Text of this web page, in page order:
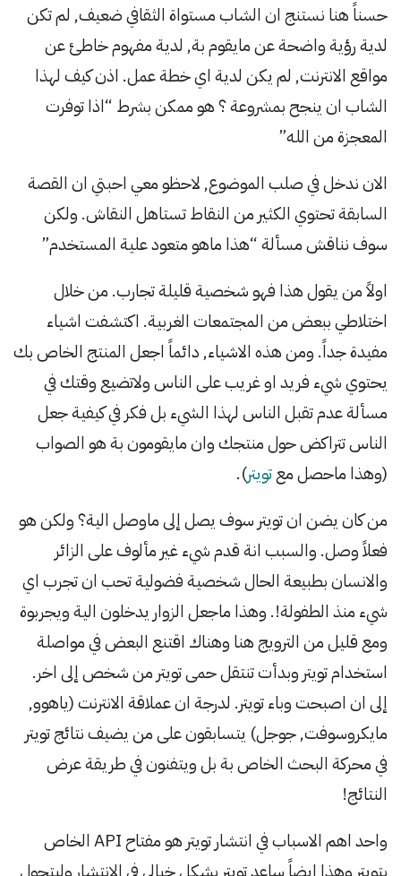
حسناً هنا نستنج ان الشاب مستواة الثقافي ضعيف, لم تكن
لدية رؤية واضحة عن مايقوم بة, لدية مفهوم خاطئ عن
مواقع الانترنت, لم يكن لدية اي خطة عمل. اذن كيف لهذا
الشاب ان ينجح بمشروعة ؟ هو ممكن بشرط “اذا توفرت
المعجزة من الله”
الان ندخل في صلب الموضوع, لاحظو معي احبتي ان القصة
السابقة تحتوي الكثير من النقاط تستاهل النقاش. ولكن
سوف نناقش مسألة “هذا ماهو متعود علية المستخدم”
اولاً من يقول هذا فهو شخصية قليلة تجارب. من خلال
اختلاطي ببعض من المجتمعات الغربية. اكتشفت اشياء
مفيدة جداً. ومن هذه الاشياء, دائماً اجعل المنتج الخاص بك
يحتوي شيء فريد او غريب على الناس ولاتضيع وقتك في
مسألة عدم تقبل الناس لهذا الشيء بل فكر في كيفية جعل
الناس تتراكض حول منتجك وان مايقومون بة هو الصواب
(وهذا ماحصل معتويتر).
من كان يضن ان تويتر سوف يصل إلى ماوصل الية؟ ولكن هو
فعلاً وصل. والسبب انة قدم شيء غير مألوف على الزائر
والانسان بطبيعة الحال شخصية فضولية تحب ان تجرب اي
شيء منذ الطفولة!. وهذا ماجعل الزوار يدخلون الية ويجربوة
ومع قليل من الترويج هنا وهناك اقتنع البعض في مواصلة
استخدام تويتر وبدأت تنتقل حمى تويتر من شخص إلى اخر.
إلى ان اصبحت وباء تويتر. لدرجة ان عملاقة الانترنت (ياهوو,
مايكروسوفت, جوجل) يتسابقون على من يضيف نتائج تويتر
في محركة البحث الخاص بة بل ويتفنون في طريقة عرض
النتائج!
واحد اهم الاسباب في انتشار تويتر هو مفتاح API الخاص
بتويتر وهذا ايضاً ساعد تويتر بشكل خيالي في الانتشار وليتحول